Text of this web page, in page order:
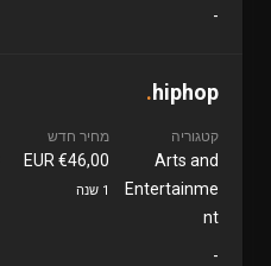
-
.hiphop
קטגוריה
Arts and
Entertainme
nt
מחיר חדש
€46,00 EUR
1 שנה
-